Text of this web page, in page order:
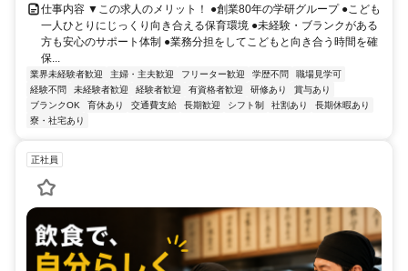
仕事内容 ▼この求人のメリット！ ●創業80年の学研グループ ●こども
一人ひとりにじっくり向き合える保育環境 ●未経験・ブランクがある
方も安心のサポート体制 ●業務分担をしてこどもと向き合う時間を確
保...
業界未経験者歓迎 主婦・主夫歓迎 フリーター歓迎 学歴不問
職場見学可
経験不問
未経験者歓迎 経験者歓迎 有資格者歓迎 研修あり
賞与あり
ブランクOK
育休あり 交通費支給 長期歓迎 シフト制 社割あり
長期休暇あり
寮・社宅あり
正社員